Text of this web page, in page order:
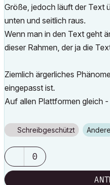
Größe, jedoch läuft der Text
unten und seitlich raus.
Wenn man in den Text geht
dieser Rahmen, der ja die
Ziemlich ärgerliches
eingepasst ist.
Auf allen Plattformen gleich
Schreibgeschützt Andere
0